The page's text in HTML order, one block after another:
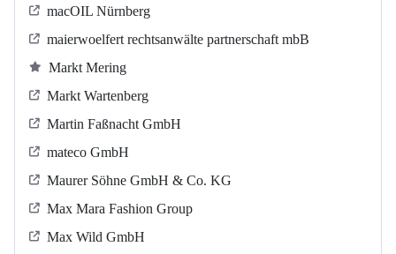
macOIL Nürnberg
maierwoelfert rechtsanwälte partnerschaft mbB
Markt Mering
Markt Wartenberg
Martin Faßnacht GmbH
mateco GmbH
Maurer Söhne GmbH & Co. KG
Max Mara Fashion Group
Max Wild GmbH